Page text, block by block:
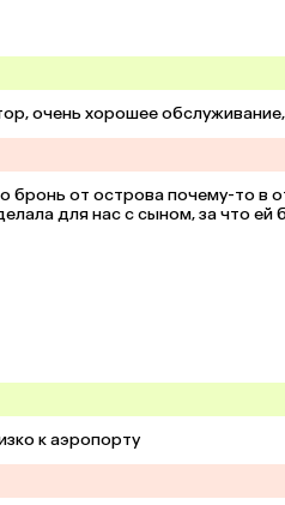
очень хорошее
бронь от острова почему-то в
для нас с сыном, за что ей
к аэропорту